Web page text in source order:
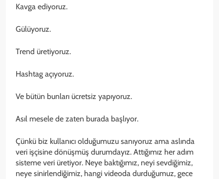
Kavga ediyoruz.
Gülüyoruz.
Trend üretiyoruz.
Hashtag açıyoruz.
Ve bütün bunları ücretsiz yapıyoruz.
Asıl mesele de zaten burada başlıyor.
Çünkü biz kullanıcı olduğumuzu sanıyoruz ama aslında
veri işçisine dönüşmüş durumdayız. Attığımız her adım
sisteme veri üretiyor. Neye baktığımız, neyi sevdiğimiz,
neye sinirlendiğimiz, hangi videoda durduğumuz, gece